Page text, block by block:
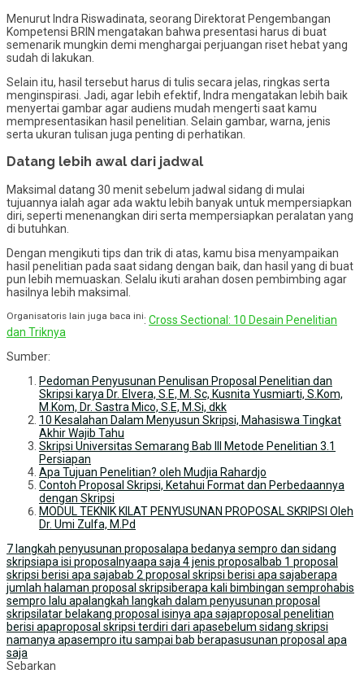
Menurut Indra Riswadinata, seorang Direktorat Pengembangan
Kompetensi BRIN mengatakan bahwa presentasi harus di buat
semenarik mungkin demi menghargai perjuangan riset hebat yang
sudah di lakukan.
Selain itu, hasil tersebut harus di tulis secara jelas, ringkas serta
menginspirasi. Jadi, agar lebih efektif, Indra mengatakan lebih baik
menyertai gambar agar audiens mudah mengerti saat kamu
mempresentasikan hasil penelitian. Selain gambar, warna, jenis
serta ukuran tulisan juga penting di perhatikan.
Datang lebih awal dari jadwal
Maksimal datang 30 menit sebelum jadwal sidang di mulai
tujuannya ialah agar ada waktu lebih banyak untuk mempersiapkan
diri, seperti menenangkan diri serta mempersiapkan peralatan yang
di butuhkan.
Dengan mengikuti tips dan trik di atas, kamu bisa menyampaikan
hasil penelitian pada saat sidang dengan baik, dan hasil yang di buat
pun lebih memuaskan. Selalu ikuti arahan dosen pembimbing agar
hasilnya lebih maksimal.
Organisatoris lain juga baca ini: Cross Sectional: 10 Desain Penelitian
dan Triknya
Sumber:
Pedoman Penyusunan Penulisan Proposal Penelitian dan
Skripsi karya Dr. Elvera, S.E, M. Sc, Kusnita Yusmiarti, S.Kom,
M.Kom, Dr. Sastra Mico, S.E, M.Si, dkk
10 Kesalahan Dalam Menyusun Skripsi, Mahasiswa Tingkat
Akhir Wajib Tahu
Skripsi Universitas Semarang Bab III Metode Penelitian 3.1
Persiapan
Apa Tujuan Penelitian? oleh Mudjia Rahardjo
Contoh Proposal Skripsi, Ketahui Format dan Perbedaannya
dengan Skripsi
MODUL TEKNIK KILAT PENYUSUNAN PROPOSAL SKRIPSI Oleh
Dr. Umi Zulfa, M.Pd
7 langkah penyusunan proposalapa bedanya sempro dan sidang
skripsiapa isi proposalnyaapa saja 4 jenis proposal bab 1 proposal
skripsi berisi apa sajabab 2 proposal skripsi berisi apa sajaberapa
jumlah halaman proposal skripsiberapa kali bimbingan semprohabis
sempro lalu apalangkah langkah dalam penyusunan proposal
skripsi latar belakang proposal isinya apa sajaproposal penelitian
berisi apaproposal skripsi terdiri dari apasebelum sidang skripsi
namanya apasempro itu sampai bab berapasusunan proposal apa
saja
Sebarkan